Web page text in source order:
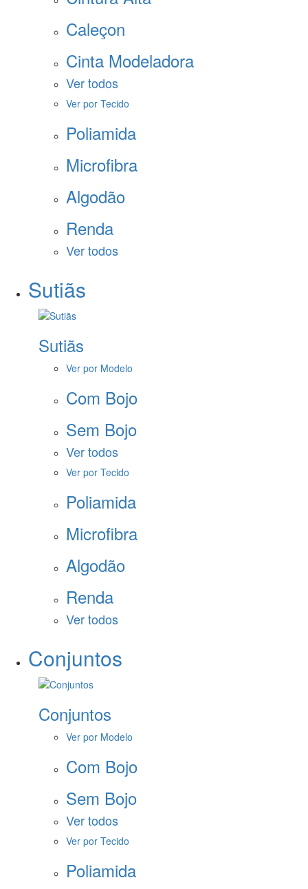
Caleçon
Cinta Modeladora
Ver todos
Ver por Tecido
Poliamida
Microfibra
Algodão
Renda
Ver todos
Sutiãs
Sutiãs
Ver por Modelo
Com Bojo
Sem Bojo
Ver todos
Ver por Tecido
Poliamida
Microfibra
Algodão
Renda
Ver todos
Conjuntos
Conjuntos
Ver por Modelo
Com Bojo
Sem Bojo
Ver todos
Ver por Tecido
Poliamida